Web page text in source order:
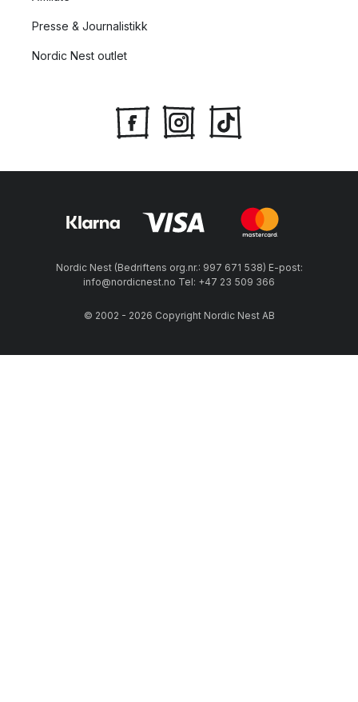
Presse & Journalistikk
Nordic Nest outlet
Nordic Nest (Bedriftens org.nr.: 997 671 538) E-post:
info@nordicnest.no Tel: +47 23 509 366
© 2002 - 2026 Copyright Nordic Nest AB